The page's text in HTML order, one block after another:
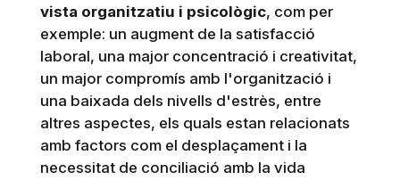
vista organitzatiu i psicològic, com per
exemple: un augment de la satisfacció
laboral, una major concentració i creativitat,
un major compromís amb l'organització i
una baixada dels nivells d'estrès, entre
altres aspectes, els quals estan relacionats
amb factors com el desplaçament i la
necessitat de conciliació amb la vida